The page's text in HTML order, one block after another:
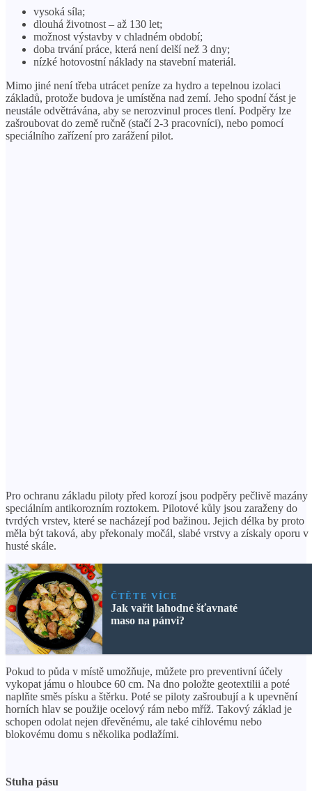
vysoká síla;
dlouhá životnost – až 130 let;
možnost výstavby v chladném období;
doba trvání práce, která není delší než 3 dny;
nízké hotovostní náklady na stavební materiál.
Mimo jiné není třeba utrácet peníze za hydro a tepelnou izolaci
základů, protože budova je umístěna nad zemí. Jeho spodní část je
neustále odvětrávána, aby se nerozvinul proces tlení. Podpěry lze
zašroubovat do země ručně (stačí 2-3 pracovníci), nebo pomocí
speciálního zařízení pro zarážení pilot.
Pro ochranu základu piloty před korozí jsou podpěry pečlivě mazány
speciálním antikorozním roztokem. Pilotové kůly jsou zaraženy do
tvrdých vrstev, které se nacházejí pod bažinou. Jejich délka by proto
měla být taková, aby překonaly močál, slabé vrstvy a získaly oporu v
husté skále.
ČTĚTE VÍCE
Jak vařit lahodné šťavnaté
maso na pánvi?
Pokud to půda v místě umožňuje, můžete pro preventivní účely
vykopat jámu o hloubce 60 cm. Na dno položte geotextilii a poté
naplňte směs písku a štěrku. Poté se piloty zašroubují a k upevnění
horních hlav se použije ocelový rám nebo mříž. Takový základ je
schopen odolat nejen dřevěnému, ale také cihlovému nebo
blokovému domu s několika podlažími.
Stuha pásu